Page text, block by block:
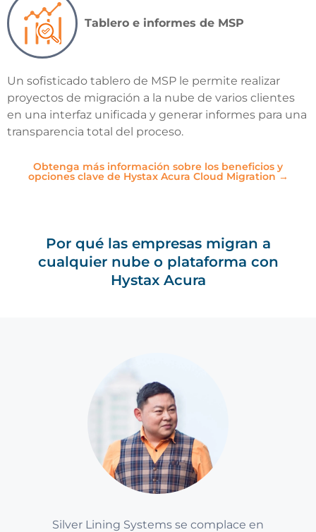
Tablero e informes de MSP
Un sofisticado tablero de MSP le permite realizar
proyectos de migración a la nube de varios clientes
en una interfaz unificada y generar informes para una
transparencia total del proceso.
Obtenga más información sobre los beneficios y
opciones clave de Hystax Acura Cloud Migration →
Por qué las empresas migran a
cualquier nube o plataforma con
Hystax Acura
Silver Lining Systems se complace en